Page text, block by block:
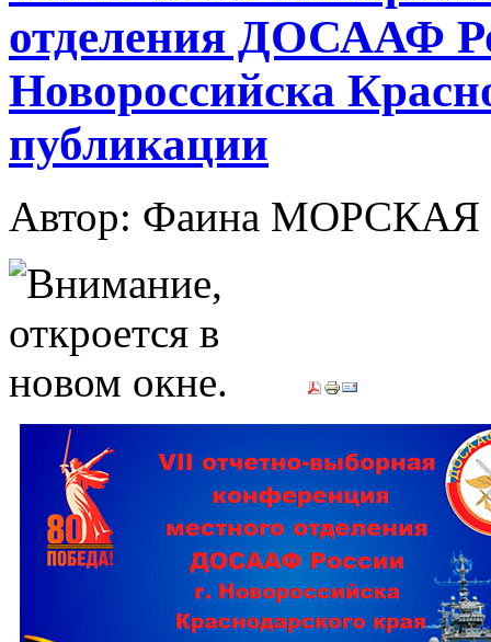
отделения ДОСААФ
Новороссийска
публикации
Автор: Фаина МОРСКАЯ